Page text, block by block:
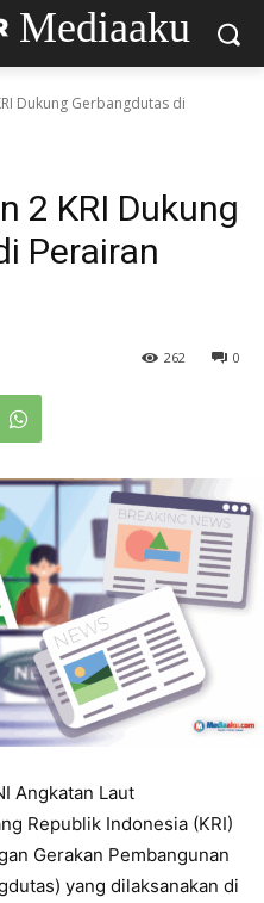
Mediaaku
Dukung Gerbangdutas di
2 KRI Dukung
Perairan
0
262
Angkatan Laut
Republik Indonesia (KRI)
Gerakan Pembangunan
yang dilaksanakan di